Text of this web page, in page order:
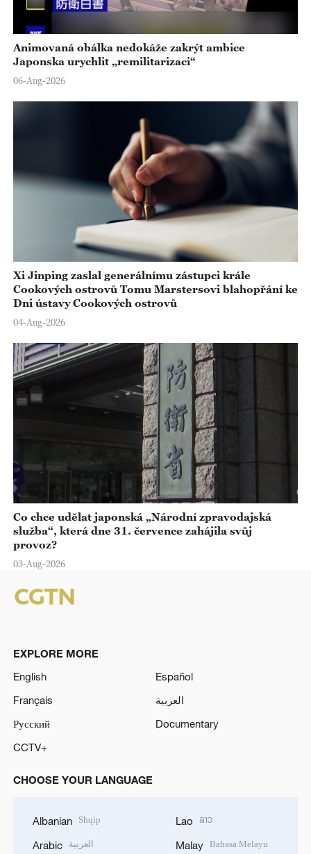
Animovaná obálka nedokáže zakrýt ambice
Japonska urychlit „remilitarizaci“
06-Aug-2026
Xi Jinping zaslal generálnímu zástupci krále
Cookových ostrovů Tomu Marstersovi blahopřání ke
Dni ústavy Cookových ostrovů
04-Aug-2026
Co chce udělat japonská „Národní zpravodajská
služba“, která dne 31. července zahájila svůj
provoz?
03-Aug-2026
EXPLORE MORE
English
Español
Français
العربية
Русский
Documentary
CCTV+
CHOOSE YOUR LANGUAGE
Albanian Shqip
Arabic العربية
Lao ລາວ
Malay Bahasa Melayu